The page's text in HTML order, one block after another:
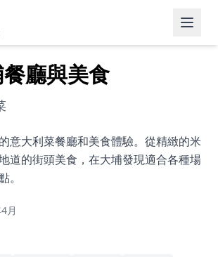
廳與美食
意大利菜餐廳和美食體驗。從精緻的米
道的街頭美食，在大埔發現適合各種場
。
月